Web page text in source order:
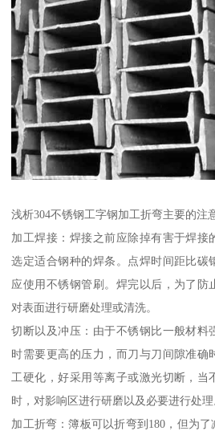
浅析304不锈钢工字钢加工折弯主要的注
加工焊接：焊接之前应除掉有害于焊接
选定适合钢种的焊条。点焊时间距比碳
应使用不锈钢管刷。焊完以后，为了防
对表面进行研磨处理或清洗。
切断以及冲压：由于不锈钢比一般材料
时需要更高的压力，而刀与刀间隙准确
工硬化，好采用等离子或激光切断，当
时，对影响区进行研磨以及必要进行处理
加工折弯：簿板可以折弯到180，但为